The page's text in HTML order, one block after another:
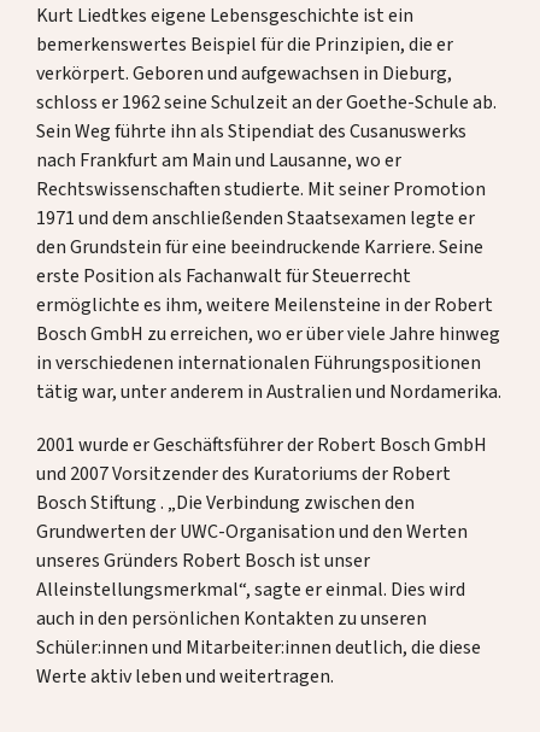
Kurt Liedtkes eigene Lebensgeschichte ist ein
bemerkenswertes Beispiel für die Prinzipien, die er
verkörpert. Geboren und aufgewachsen in Dieburg,
schloss er 1962 seine Schulzeit an der Goethe-Schule ab.
Sein Weg führte ihn als Stipendiat des Cusanuswerks
nach Frankfurt am Main und Lausanne, wo er
Rechtswissenschaften studierte. Mit seiner Promotion
1971 und dem anschließenden Staatsexamen legte er
den Grundstein für eine beeindruckende Karriere. Seine
erste Position als Fachanwalt für Steuerrecht
ermöglichte es ihm, weitere Meilensteine in der Robert
Bosch GmbH zu erreichen, wo er über viele Jahre hinweg
in verschiedenen internationalen Führungspositionen
tätig war, unter anderem in Australien und Nordamerika.
2001 wurde er Geschäftsführer der Robert Bosch GmbH
und 2007 Vorsitzender des Kuratoriums der Robert
Bosch Stiftung . „Die Verbindung zwischen den
Grundwerten der UWC-Organisation und den Werten
unseres Gründers Robert Bosch ist unser
Alleinstellungsmerkmal“, sagte er einmal. Dies wird
auch in den persönlichen Kontakten zu unseren
Schüler:innen und Mitarbeiter:innen deutlich, die diese
Werte aktiv leben und weitertragen.